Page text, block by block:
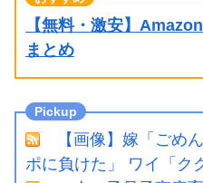
【無料・激安】
まとめ
【画像】嫁「ごめ
ポに負けた」 ワイ「ク